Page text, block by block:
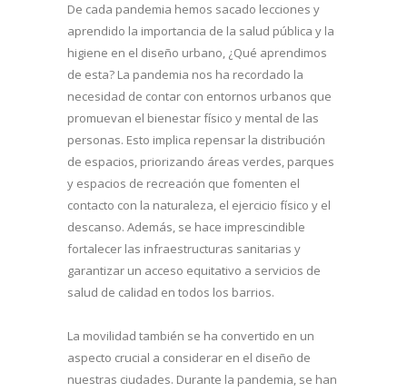
De cada pandemia hemos sacado lecciones y
aprendido la importancia de la salud pública y la
higiene en el diseño urbano, ¿Qué aprendimos
de esta? La pandemia nos ha recordado la
necesidad de contar con entornos urbanos que
promuevan el bienestar físico y mental de las
personas. Esto implica repensar la distribución
de espacios, priorizando áreas verdes, parques
y espacios de recreación que fomenten el
contacto con la naturaleza, el ejercicio físico y el
descanso. Además, se hace imprescindible
fortalecer las infraestructuras sanitarias y
garantizar un acceso equitativo a servicios de
salud de calidad en todos los barrios.
La movilidad también se ha convertido en un
aspecto crucial a considerar en el diseño de
nuestras ciudades. Durante la pandemia, se han